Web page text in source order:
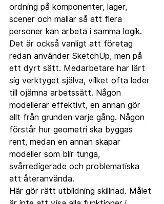
ordning på komponenter, lager,
scener och mallar så att flera
personer kan arbeta i samma logik.
Det är också vanligt att företag
redan använder SketchUp, men på
ett dyrt sätt. Medarbetare har lärt
sig verktyget själva, vilket ofta leder
till ojämna arbetssätt. Någon
modellerar effektivt, en annan gör
allt från grunden varje gång. Någon
förstår hur geometri ska byggas
rent, medan en annan skapar
modeller som blir tunga,
svårredigerade och problematiska
att återanvända.
Här gör rätt utbildning skillnad. Målet